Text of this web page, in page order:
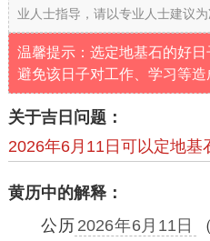
业人士指导，请以专业人士建议为
温馨提示：选定地基石的好日
避免该日子对工作、学习等造
关于吉日问题：
2026年6月11日可以定地基
黄历中的解释：
公历 2026年6月11日